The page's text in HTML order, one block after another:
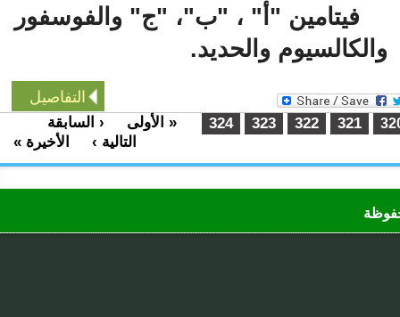
فيتامين "أ" ، "ب"، "ج" والفوسفور
والحديد.
التفاصيل
« الأولى ‹ السابقة 321
322
323
324
التالية › الأخيرة »